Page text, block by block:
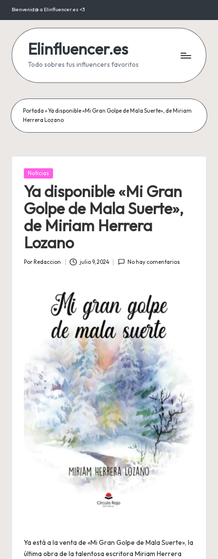
Saltar
contenido
Bienvenid@ a Elinfluencer.es <3
Elinfluencer.es
Todo sobres tus influencers favoritos
Portada »Ya disponible «Mi Gran Golpe de Mala Suerte», de Miriam
Herrera Lozano
Publicada
Noticias
Ya disponible «Mi Gran
Golpe de Mala Suerte»,
de Miriam Herrera
Lozano
Por Redaccion julio 9, 2024 No hay comentarios
Ya está a la venta de «Mi Gran Golpe de Mala Suerte», la
última obra de la talentosa escritora Miriam Herrera